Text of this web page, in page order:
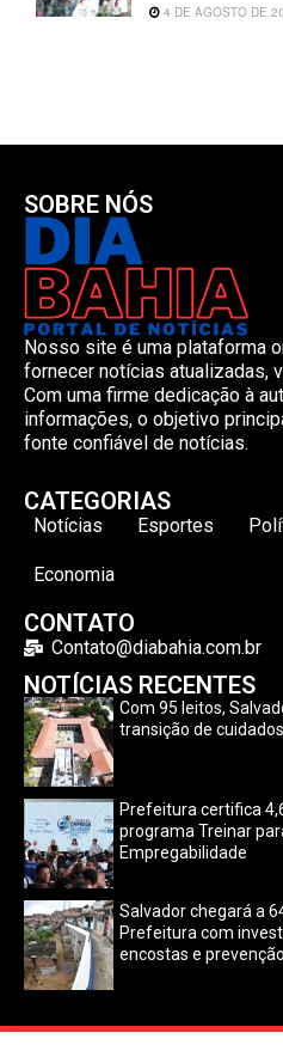
4 DE AGOSTO DE
SOBRE NÓS
Nosso site é uma plataforma
fornecer notícias atualizadas,
Com uma firme dedicação à
informações, o objetivo
fonte confiável de notícias.
CATEGORIAS
Notícias Esportes
Economia
CONTATO
Contato@diabahia.com.br
NOTÍCIAS RECENTES
Com 95 leitos,
transição de cuidados
Prefeitura certifica
programa Treinar
Empregabilidade
Salvador chegará a
Prefeitura com
encostas e